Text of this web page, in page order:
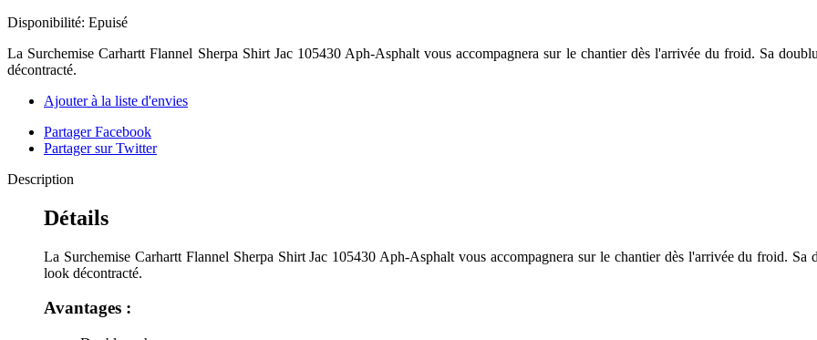
Disponibilité: Epuisé
La Surchemise Carhartt Flannel Sherpa Shirt Jac 105430 Aph-Asphalt vous accompagnera sur le chantier dès l'arrivée du froid. Sa
décontracté.
Ajouter à la liste d'envies
Partager Facebook
Partager sur Twitter
Description
Détails
La Surchemise Carhartt Flannel Sherpa Shirt Jac 105430 Aph-Asphalt vous accompagnera sur le chantier dès l'arrivée du froid.
look décontracté.
Avantages :